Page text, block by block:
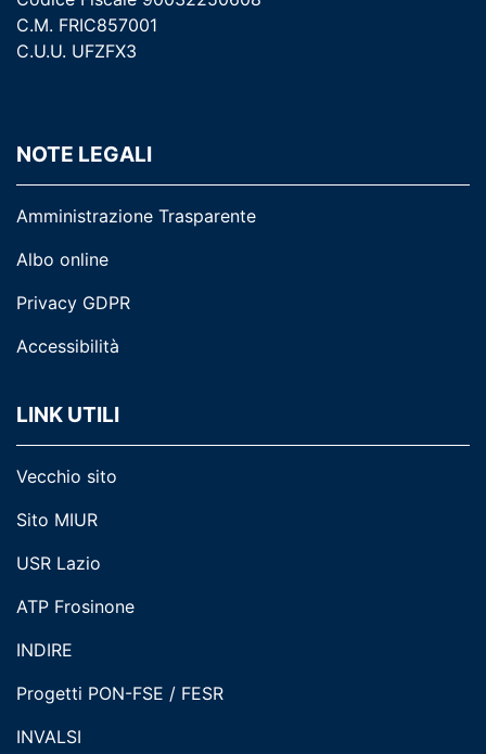
C.M. FRIC857001
C.U.U. UFZFX3
NOTE LEGALI
Amministrazione Trasparente
Albo online
Privacy GDPR
Accessibilità
LINK UTILI
Vecchio sito
Sito MIUR
USR Lazio
ATP Frosinone
INDIRE
Progetti PON-FSE / FESR
INVALSI